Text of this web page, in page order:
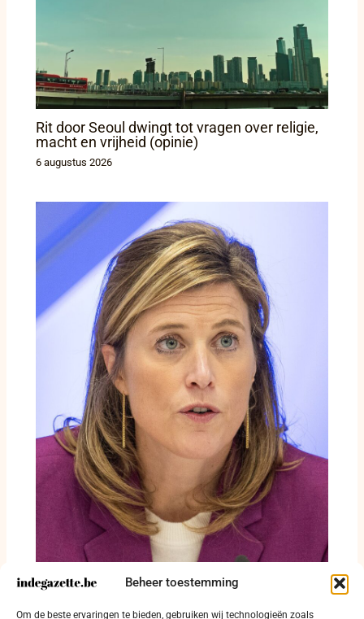
Beheer toestemming
Om de beste ervaringen te bieden, gebruiken wij technologieën zoals
Rit door Seoul dwingt tot vragen over religie,
macht en vrijheid (opinie)
6 augustus 2026
Annelies Verlinden maakt balans op na